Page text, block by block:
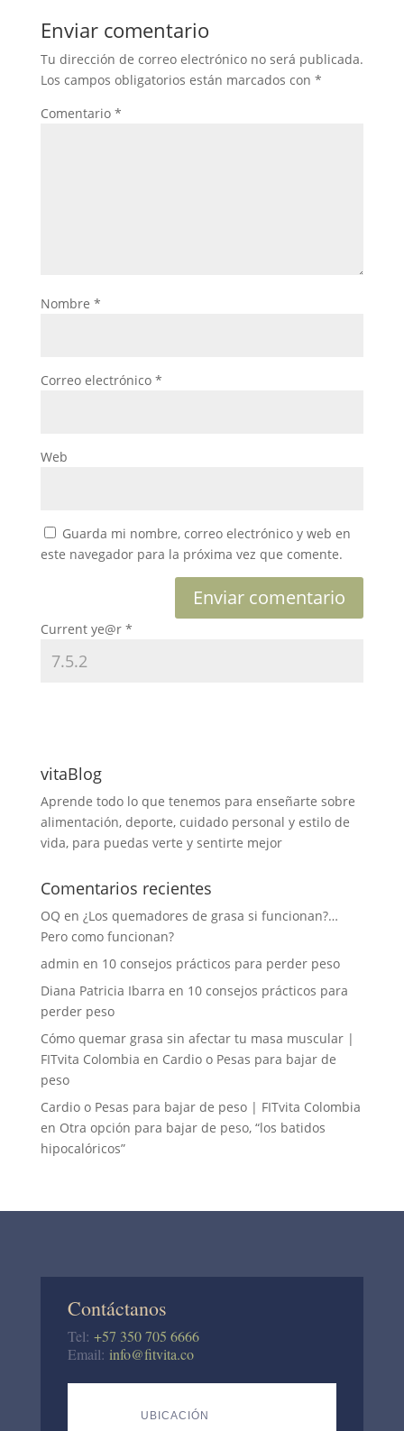
Enviar comentario
Tu dirección de correo electrónico no será publicada.
Los campos obligatorios están marcados con *
Comentario *
Nombre *
Correo electrónico *
Web
Guarda mi nombre, correo electrónico y web en
este navegador para la próxima vez que comente.
Current ye@r *
vitaBlog
Aprende todo lo que tenemos para enseñarte sobre
alimentación, deporte, cuidado personal y estilo de
vida, para puedas verte y sentirte mejor
Comentarios recientes
OQ en ¿Los quemadores de grasa si funcionan?…
Pero como funcionan?
admin en 10 consejos prácticos para perder peso
Diana Patricia Ibarra en 10 consejos prácticos para
perder peso
Cómo quemar grasa sin afectar tu masa muscular |
FITvita Colombia en Cardio o Pesas para bajar de
peso
Cardio o Pesas para bajar de peso | FITvita Colombia
en Otra opción para bajar de peso, “los batidos
hipocalóricos”
Contáctanos
Tel: +57 350 705 6666
Email: info@fitvita.co
UBICACIÓN